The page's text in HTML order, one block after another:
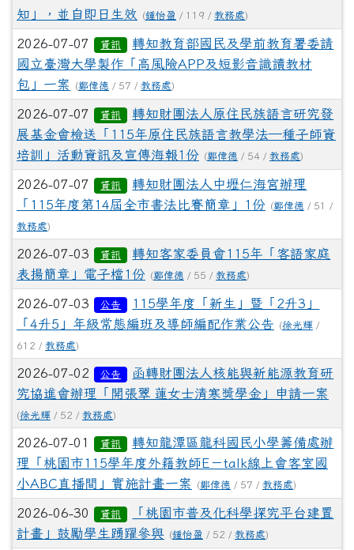
知」，並自即日生效
(鍾怡盈 / 119 / 教務處)
2026-07-07 資訊
轉知教育部國民及學前教育署委請
國立臺灣大學製作「高風險APP及短影音識讀教材
包」一案
(鄭偉德 / 57 / 教務處)
2026-07-07 資訊
轉知財團法人原住民族語言研究發
展基金會檢送「115年原住民族語言教學法—種子師資
培訓」活動資訊及宣傳海報1份 (鄭偉德 / 54 / 教務處)
2026-07-07 資訊
轉知財團法人中壢仁海宮辦理
「115年度第14屆全市書法比賽簡章」1份 (鄭偉德 / 51 /
教務處)
2026-07-03 資訊
轉知客家委員會115年「客語家庭
表揚簡章」電子檔1份 (鄭偉德 / 55 / 教務處)
2026-07-03 公告
115學年度「新生」暨「2升3」
「4升5」年級常態編班及導師編配作業公告
(徐光輝 /
612 / 教務處)
2026-07-02 公告
函轉財團法人核能與新能源教育研
究協進會辦理「開張翠 蓮女士清寒獎學金」申請一案
(徐光輝 / 52 / 教務處)
2026-07-01 資訊
轉知龍潭區龍科國民小學籌備處辦
理「桃園市115學年度外籍教師E－talk線上會客室國
小ABC直播間」實施計畫一案
(鄭偉德 / 57 / 教務處)
2026-06-30 資訊
「桃園市普及化科學探究平台建置
計畫」鼓勵學生踴躍參與 (鍾怡盈 / 52 / 教務處)